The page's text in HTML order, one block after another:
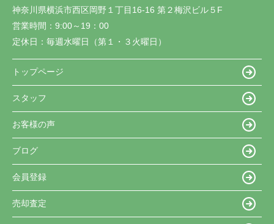
神奈川県横浜市西区岡野１丁目16-16 第２梅沢ビル５F
営業時間： 9:00～19：00
定休日： 毎週水曜日（第１・３火曜日）
トップページ
スタッフ
お客様の声
ブログ
会員登録
売却査定